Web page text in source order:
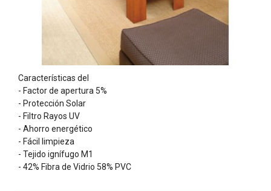
Características del
- Factor de apertura 5%
- Protección Solar
- Filtro Rayos UV
- Ahorro energético
- Fácil limpieza
- Tejido ignífugo M1
- 42% Fibra de Vidrio 58% PVC